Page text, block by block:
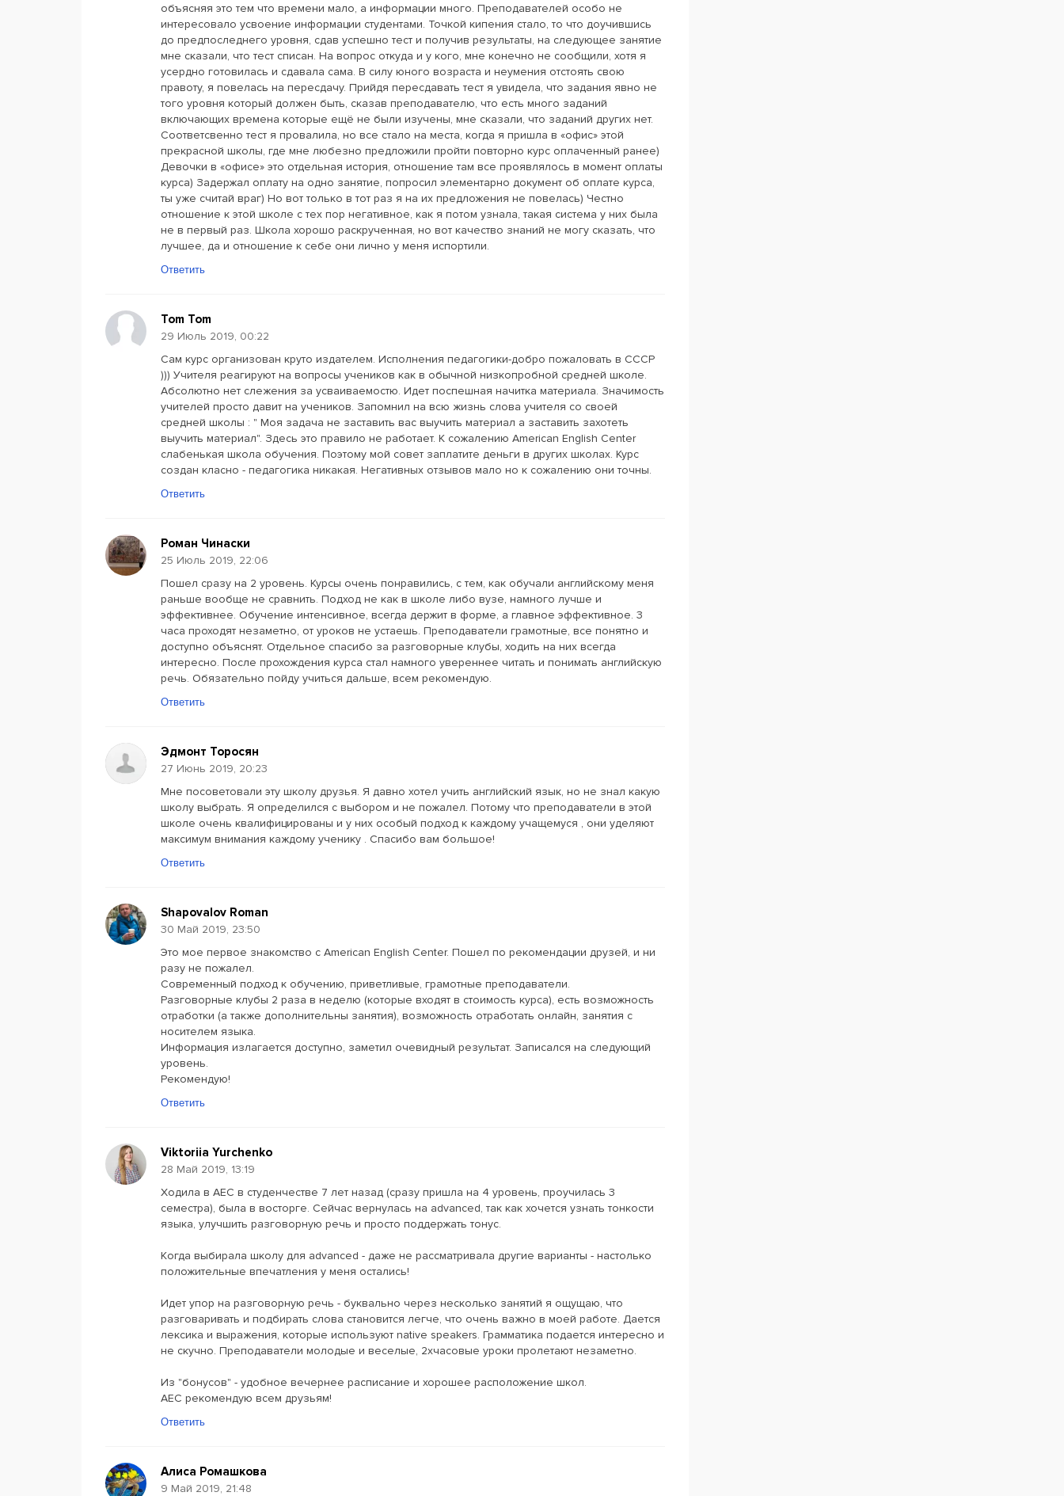
объясняя это тем что времени мало, а информации много. Преподавателей особо не
интересовало усвоение информации студентами. Точкой кипения стало, то что доучившись
до предпоследнего уровня, сдав успешно тест и получив результаты, на следующее занятие
мне сказали, что тест списан. На вопрос откуда и у кого, мне конечно не сообщили, хотя я
усердно готовилась и сдавала сама. В силу юного возраста и неумения отстоять свою
правоту, я повелась на пересдачу. Прийдя пересдавать тест я увидела, что задания явно не
того уровня который должен быть, сказав преподавателю, что есть много заданий
включающих времена которые ещё не были изучены, мне сказали, что заданий других нет.
Соответсвенно тест я провалила, но все стало на места, когда я пришла в «офис» этой
прекрасной школы, где мне любезно предложили пройти повторно курс оплаченный ранее)
Девочки в «офисе» это отдельная история, отношение там все проявлялось в момент оплаты
курса) Задержал оплату на одно занятие, попросил элементарно документ об оплате курса,
ты уже считай враг) Но вот только в тот раз я на их предложения не повелась) Честно
отношение к этой школе с тех пор негативное, как я потом узнала, такая система у них была
не в первый раз. Школа хорошо раскрученная, но вот качество знаний не могу сказать, что
лучшее, да и отношение к себе они лично у меня испортили.
Ответить
Tom Tom
29 Июль 2019, 00:22
Сам курс организован круто издателем. Исполнения педагогики-добро пожаловать в СССР
))) Учителя реагируют на вопросы учеников как в обычной низкопробной средней школе.
Абсолютно нет слежения за усваиваемостю. Идет поспешная начитка материала. Значимость
учителей просто давит на учеников. Запомнил на всю жизнь слова учителя со своей
средней школы : " Моя задача не заставить вас выучить материал а заставить захотеть
выучить материал". Здесь это правило не работает. К сожалению American English Сenter
слабенькая школа обучения. Поэтому мой совет заплатите деньги в других школах. Курс
создан класно - педагогика никакая. Негативных отзывов мало но к сожалению они точны.
Ответить
Роман Чинаски
25 Июль 2019, 22:06
Пошел сразу на 2 уровень. Курсы очень понравились, с тем, как обучали английскому меня
раньше вообще не сравнить. Подход не как в школе либо вузе, намного лучше и
эффективнее. Обучение интенсивное, всегда держит в форме, а главное эффективное. 3
часа проходят незаметно, от уроков не устаешь. Преподаватели грамотные, все понятно и
доступно объяснят. Отдельное спасибо за разговорные клубы, ходить на них всегда
интересно. После прохождения курса стал намного увереннее читать и понимать английскую
речь. Обязательно пойду учиться дальше, всем рекомендую.
Ответить
Эдмонт Торосян
27 Июнь 2019, 20:23
Мне посоветовали эту школу друзья. Я давно хотел учить английский язык, но не знал какую
школу выбрать. Я определился с выбором и не пожалел. Потому что преподаватели в этой
школе очень квалифицированы и у них особый подход к каждому учащемуся , они уделяют
максимум внимания каждому ученику . Спасибо вам большое!
Ответить
Shapovalov Roman
30 Май 2019, 23:50
Это мое первое знакомство с American English Center. Пошел по рекомендации друзей, и ни
разу не пожалел.
Современный подход к обучению, приветливые, грамотные преподаватели.
Разговорные клубы 2 раза в неделю (которые входят в стоимость курса), есть возможность
отработки (а также дополнительны занятия), возможность отработать онлайн, занятия с
носителем языка.
Информация излагается доступно, заметил очевидный результат. Записался на следующий
уровень.
Рекомендую!
Ответить
Viktoriia Yurchenko
28 Май 2019, 13:19
Ходила в АЕС в студенчестве 7 лет назад (сразу пришла на 4 уровень, проучилась 3
семестра), была в восторге. Сейчас вернулась на advanced, так как хочется узнать тонкости
языка, улучшить разговорную речь и просто поддержать тонус.
Когда выбирала школу для advanced - даже не рассматривала другие варианты - настолько
положительные впечатления у меня остались!
Идет упор на разговорную речь - буквально через несколько занятий я ощущаю, что
разговаривать и подбирать слова становится легче, что очень важно в моей работе. Дается
лексика и выражения, которые используют native speakers. Грамматика подается интересно и
не скучно. Преподаватели молодые и веселые, 2хчасовые уроки пролетают незаметно.
Из "бонусов" - удобное вечернее расписание и хорошее расположение школ.
АЕС рекомендую всем друзьям!
Ответить
Алиса Ромашкова
9 Май 2019, 21:48